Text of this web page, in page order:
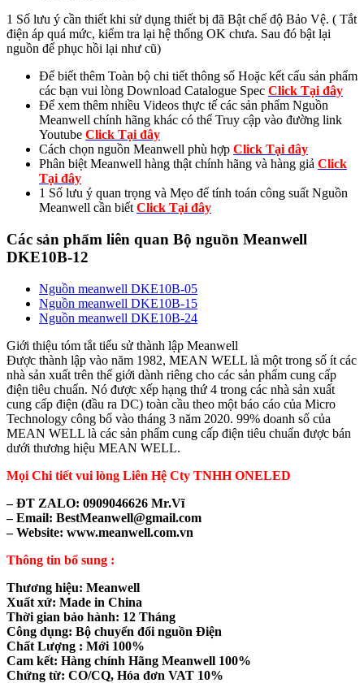
1 Số lưu ý cần thiết khi sử dụng thiết bị đã Bật chế độ Bảo Vệ. ( Tắt
điện áp quá mức, kiểm tra lại hệ thống OK chưa. Sau đó bật lại
nguồn để phục hồi lại như cũ)
Để biết thêm Toàn bộ chi tiết thông số Hoặc kết cấu sản phẩm
các bạn vui lòng Download Catalogue Spec Click Tại đây
Để xem thêm nhiều Videos thực tế các sản phẩm Nguồn
Meanwell chính hãng khác có thể Truy cập vào đường link
Youtube Click Tại đây
Cách chọn nguồn Meanwell phù hợp Click Tại đây
Phân biệt Meanwell hàng thật chính hãng và hàng giả Click
Tại đây
1 Số lưu ý quan trọng và Mẹo để tính toán công suất Nguồn
Meanwell cần biết Click Tại đây
Các sản phẩm liên quan Bộ nguồn Meanwell
DKE10B-12
Nguồn meanwell DKE10B-05
Nguồn meanwell DKE10B-15
Nguồn meanwell DKE10B-24
Giới thiệu tóm tắt tiểu sử thành lập Meanwell
Được thành lập vào năm 1982, MEAN WELL là một trong số ít các
nhà sản xuất trên thế giới dành riêng cho các sản phẩm cung cấp
điện tiêu chuẩn. Nó được xếp hạng thứ 4 trong các nhà sản xuất
cung cấp điện (đầu ra DC) toàn cầu theo một báo cáo của Micro
Technology công bố vào tháng 3 năm 2020. 99% doanh số của
MEAN WELL là các sản phẩm cung cấp điện tiêu chuẩn được bán
dưới thương hiệu MEAN WELL.
Mọi Chi tiết vui lòng Liên Hệ Cty TNHH ONELED
– ĐT ZALO: 0909046626 Mr.Vĩ
– Email: BestMeanwell@gmail.com
– Website: www.meanwell.com.vn
Thông tin bổ sung :
Thương hiệu: Meanwell
Xuất xứ: Made in China
Thời gian bảo hành: 12 Tháng
Công dụng: Bộ chuyển đổi nguồn Điện
Chất Lượng : Mới 100%
Cam kết: Hàng chính Hãng Meanwell 100%
Chứng từ: CO/CQ, Hóa đơn VAT 10%